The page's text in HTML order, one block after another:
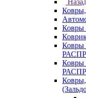
Ковры,
Ковры
Ковры
Ковры
Ковры,